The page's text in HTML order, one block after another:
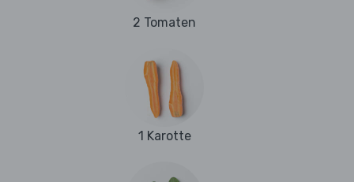
2 Tomaten
1 Karotte